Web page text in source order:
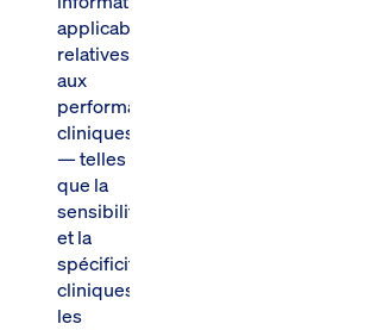
applicables
relatives
aux
performances
cliniques
— telles
que la
sensibilité
et la
spécificité
cliniques,
les